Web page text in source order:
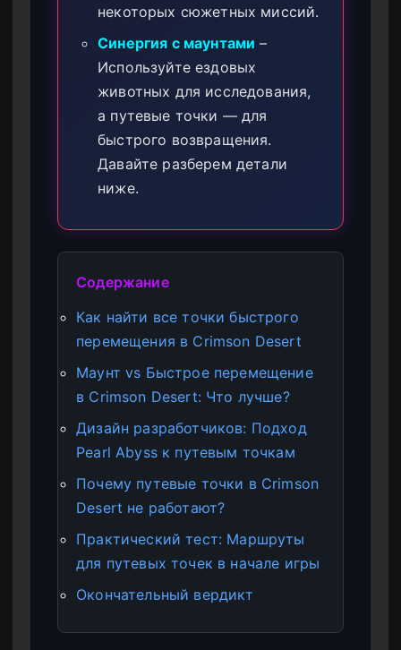
некоторых сюжетных миссий.
Синергия с маунтами –
Используйте ездовых
животных для исследования,
а путевые точки — для
быстрого возвращения.
Давайте разберем детали
ниже.
Содержание
Как найти все точки быстрого
перемещения в Crimson Desert
Маунт vs Быстрое перемещение
в Crimson Desert: Что лучше?
Дизайн разработчиков: Подход
Pearl Abyss к путевым точкам
Почему путевые точки в Crimson
Desert не работают?
Практический тест: Маршруты
для путевых точек в начале игры
Окончательный вердикт